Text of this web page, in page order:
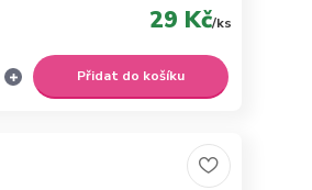
29 Kč/ks
Přidat do košíku